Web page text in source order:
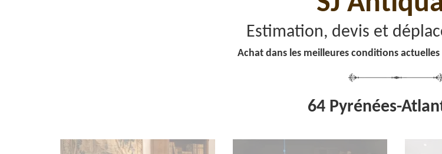
Estimation, devis et
Achat dans les meilleures conditions
64 Pyrénées-